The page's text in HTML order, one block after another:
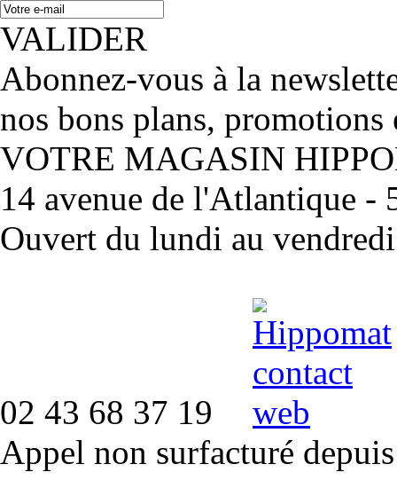
VALIDER
Abonnez-vous à la
nos bons plans, promotions
VOTRE MAGASIN
14 avenue de l'Atlantique -
Ouvert du lundi au
02 43 68 37 19
Appel non surfacturé